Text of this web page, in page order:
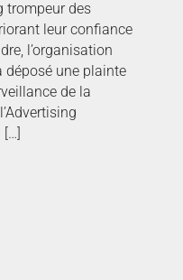
trompeur des
leur confiance
l’organisation
une plainte
de la
[…]